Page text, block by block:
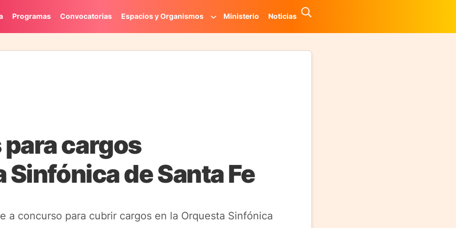
Programas Convocatorias Espacios y Organismos Ministerio Noticias
cargos
de Santa Fe
concurso para cubrir cargos en la Orquesta Sinfónica